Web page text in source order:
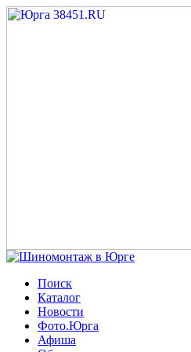
Поиск
Каталог
Новости
Фото.Юрга
Афиша